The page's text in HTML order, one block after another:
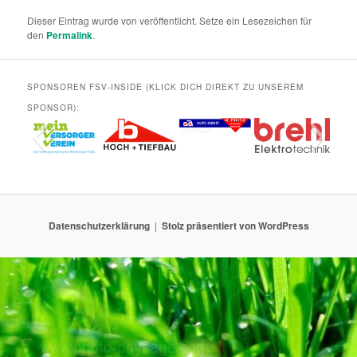
Dieser Eintrag wurde vonveröffentlicht. Setze ein Lesezeichen für
den Permalink.
SPONSOREN FSV-INSIDE (KLICK DICH DIREKT ZU UNSEREM
SPONSOR):
Datenschutzerklärung Stolz präsentiert von WordPress